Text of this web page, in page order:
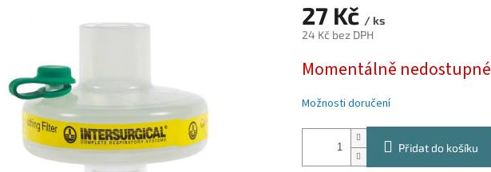
27 Kč / ks
24 Kč bez DPH
cena:
Momentálně nedostupné
Možnosti doručení
Přidat do košíku